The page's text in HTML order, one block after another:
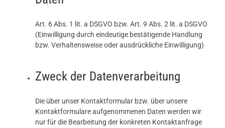
Art. 6 Abs. 1 lit. a DSGVO bzw. Art. 9 Abs. 2 lit. a DSGVO
(Einwilligung durch eindeutige bestätigende Handlung
bzw. Verhaltensweise oder ausdrückliche Einwilligung)
Zweck der Datenverarbeitung
Die über unser Kontaktformular bzw. über unsere
Kontaktformulare aufgenommenen Daten werden wir
nur für die Bearbeitung der konkreten Kontaktanfrage